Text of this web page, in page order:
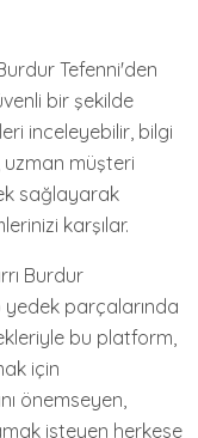
Tefenni'den
bir şekilde
inceleyebilir, bilgi
uzman müşteri
sağlayarak
karşılar.
Burdur
yedek parçalarında
bu platform,
için
önemseyen,
isteyen herkese